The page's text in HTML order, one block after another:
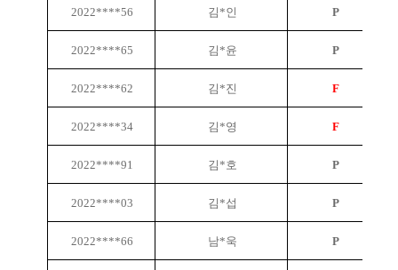
2022****56 김*인 P
2022****65 김*윤 P
2022****62 김*진 F
2022****34 김*영 F
2022****91 김*호 P
2022****03 김*섭 P
2022****66 남*욱 P